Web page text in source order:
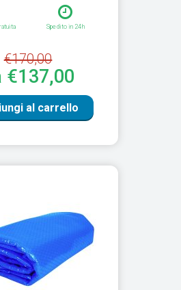
Spedito in 24h
€170,00
€137,00
al carrello